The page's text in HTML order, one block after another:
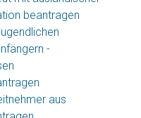
beantragen
-
aus